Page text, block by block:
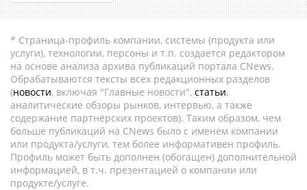
* Страница-профиль компании, системы (продукта или
услуги), технологии, персоны и т.п. создается редактором
на основе анализа архива публикаций портала CNews.
Обрабатываются тексты всех редакционных разделов
(новости, включая "Главные новости", статьи,
аналитические обзоры рынков, интервью, а также
содержание партнёрских проектов). Таким образом, чем
больше публикаций на CNews было с именем компании
или продукта/услуги, тем более информативен профиль.
Профиль может быть дополнен (обогащен) дополнительной
информацией, в т.ч. презентацией о компании или
продукте/услуге.